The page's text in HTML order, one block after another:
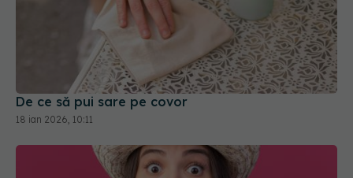
De ce să pui sare pe covor
18 ian 2026, 10:11